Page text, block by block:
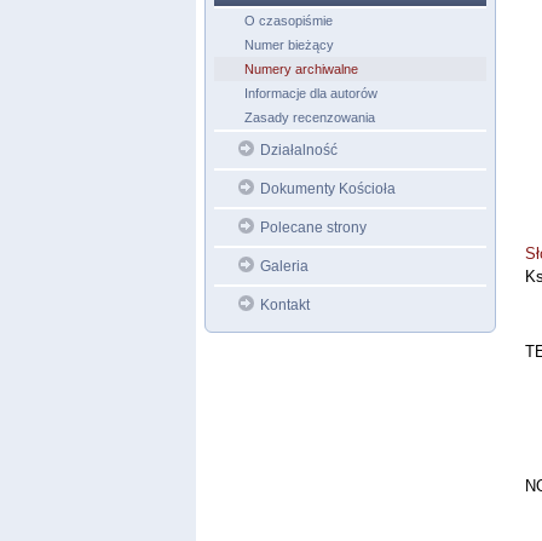
O czasopiśmie
Numer bieżący
Numery archiwalne
Informacje dla autorów
Zasady recenzowania
Działalność
Dokumenty Kościoła
Polecane strony
Galeria
Kontakt